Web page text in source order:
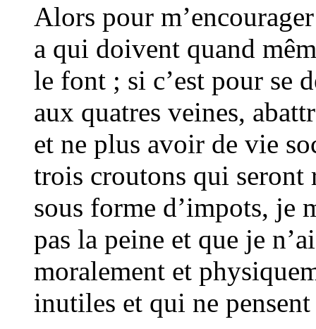
Alors pour
a qui doivent quand
le font ; si c’est pour se
aux quatres veines,
et ne plus avoir de vie
trois croutons qui seront
sous forme d’impots, je
pas la peine et que je
moralement et
inutiles et qui ne